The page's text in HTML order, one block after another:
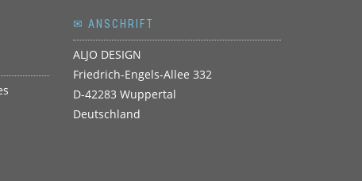
✉ ANSCHRIFT
ALJO DESIGN
Friedrich-Engels-Allee 332
D-42283 Wuppertal
Deutschland